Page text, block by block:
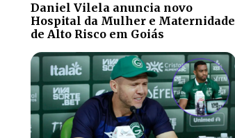
Daniel Vilela anuncia novo
Hospital da Mulher e Maternidade
de Alto Risco em Goiás